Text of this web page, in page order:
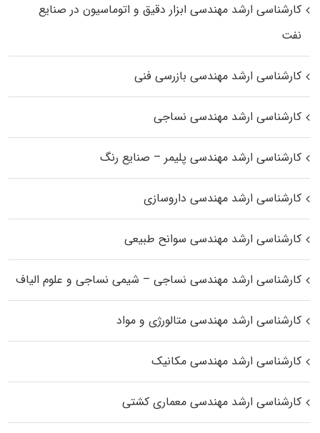
کارشناسی ارشد مهندسی ابزار دقیق و اتوماسیون در صنایع
نفت
کارشناسی ارشد مهندسی بازرسی فنی
کارشناسی ارشد مهندسی نساجی
کارشناسی ارشد مهندسی پلیمر – صنایع رنگ
کارشناسی ارشد مهندسی داروسازی
کارشناسی ارشد مهندسی سوانح طبیعی
کارشناسی ارشد مهندسی نساجی – شیمی نساجی و علوم الیاف
کارشناسی ارشد مهندسی متالورژی و مواد
کارشناسی ارشد مهندسی مکانیک
کارشناسی ارشد مهندسی معماری کشتی